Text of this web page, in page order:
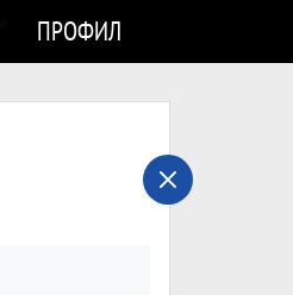
ПРОФИЛ